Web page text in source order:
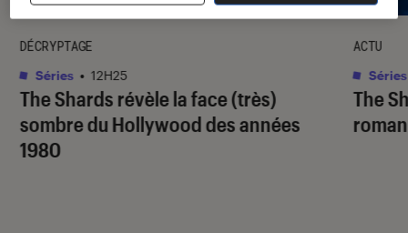
The Shards révèle la face (très)
sombre du Hollywood des années
1980
DÉCRYPTAGE
Séries • 12H25
The
ACTU
Séries